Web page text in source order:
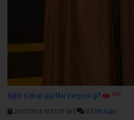
Nghệ sĩ đoạt giải Mai Vàng nói gì? 1625
24/07/2018 10:03:25 SA | 0 bình luận